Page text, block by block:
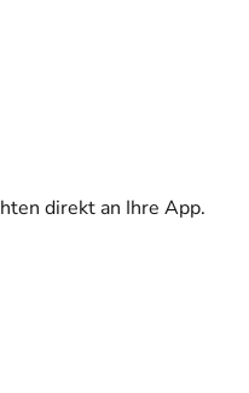
direkt an Ihre App.